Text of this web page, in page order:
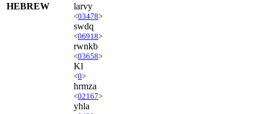
HEBREW larvy
<03478>
swdq
<06918>
rwnkb
<03658>
Kl
<0>
hrmza
<02167>
yhla